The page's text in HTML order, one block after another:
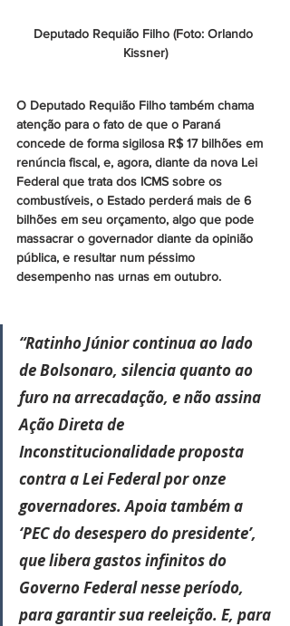
Deputado Requião Filho (Foto: Orlando
Kissner)
O Deputado Requião Filho também chama
atenção para o fato de que o Paraná
concede de forma sigilosa R$ 17 bilhões em
renúncia fiscal, e, agora, diante da nova Lei
Federal que trata dos ICMS sobre os
combustíveis, o Estado perderá mais de 6
bilhões em seu orçamento, algo que pode
massacrar o governador diante da opinião
pública, e resultar num péssimo
desempenho nas urnas em outubro.
“Ratinho Júnior continua ao lado
de Bolsonaro, silencia quanto ao
furo na arrecadação, e não assina
Ação Direta de
Inconstitucionalidade proposta
contra a Lei Federal por onze
governadores. Apoia também a
‘PEC do desespero do presidente’,
que libera gastos infinitos do
Governo Federal nesse período,
para garantir sua reeleição. E, para